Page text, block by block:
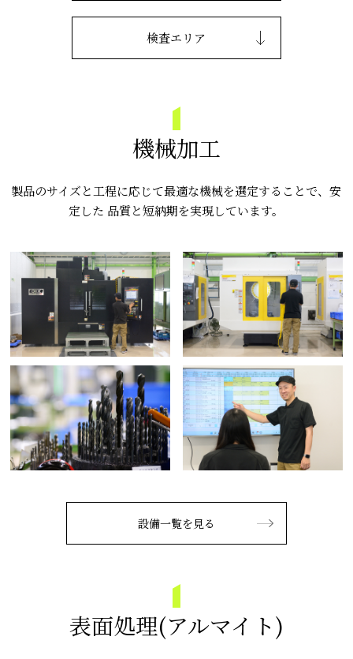
検査エリア
機械加工
製品のサイズと工程に応じて最適な機械を選定することで、安
定した 品質と短納期を実現しています。
設備一覧を見る
表面処理(アルマイト)